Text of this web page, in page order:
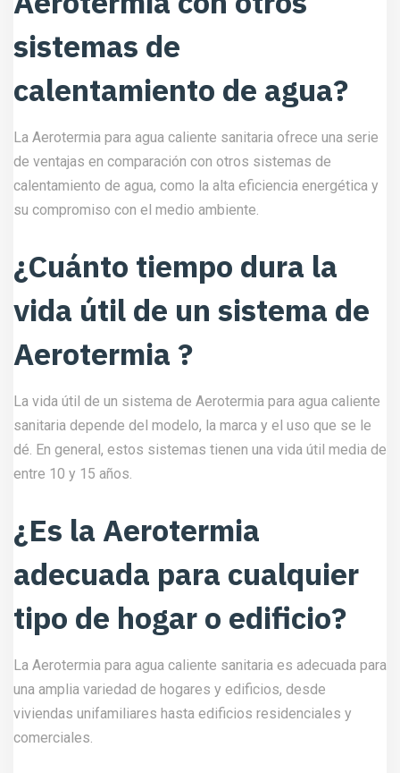
sistemas de
calentamiento de agua?
La Aerotermia para agua caliente sanitaria ofrece una serie
de ventajas en comparación con otros sistemas de
calentamiento de agua, como la alta eficiencia energética y
su compromiso con el medio ambiente.
¿Cuánto tiempo dura la
vida útil de un sistema de
Aerotermia ?
La vida útil de un sistema de Aerotermia para agua caliente
sanitaria depende del modelo, la marca y el uso que se le
dé. En general, estos sistemas tienen una vida útil media de
entre 10 y 15 años.
¿Es la Aerotermia
adecuada para cualquier
tipo de hogar o edificio?
La Aerotermia para agua caliente sanitaria es adecuada para
una amplia variedad de hogares y edificios, desde
viviendas unifamiliares hasta edificios residenciales y
comerciales.